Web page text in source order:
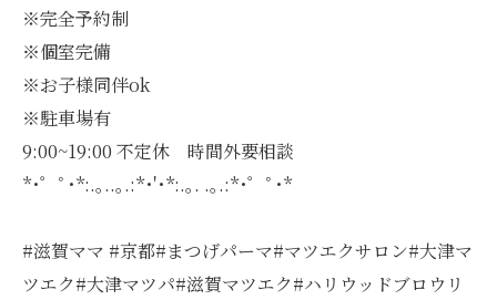
※完全予約制
※個室完備
※お子様同伴ok
※駐車場有
9:00~19:00 不定休 時間外要相談
*･゜ﾟ･*:.｡..｡.:*･'･*:.｡. .｡.:*･゜ﾟ･*
#滋賀ママ #京都#まつげパーマ#マツエクサロン#大津マ
ツエク#大津マツパ#滋賀マツエク#ハリウッドブロウリ